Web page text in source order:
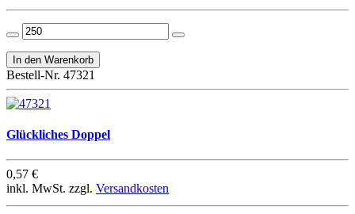
Bestell-Nr. 47321
Glückliches Doppel
0,57 €
inkl. MwSt. zzgl. Versandkosten